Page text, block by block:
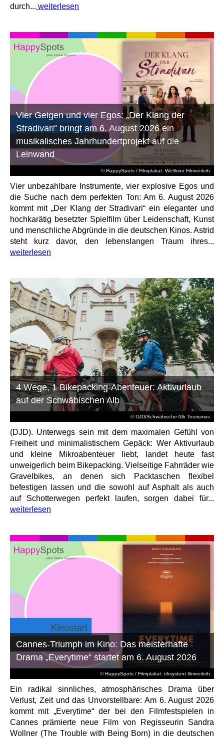
durch... weiterlesen
© HappySpots / Filmplakat: Weltkino Filmverleih
Vier Geigen und vier Egos: „Der Klang der
Stradivari“ bringt am 6. August 2026 ein
musikalisches Jahrhundertprojekt auf die
Leinwand
Vier unbezahlbare Instrumente, vier explosive Egos und
die Suche nach dem perfekten Ton: Am 6. August 2026
kommt mit „Der Klang der Stradivari“ ein eleganter und
hochkarätig besetzter Spielfilm über Leidenschaft, Kunst
und menschliche Abgründe in die deutschen Kinos. Astrid
steht kurz davor, den lebenslangen Traum ihres...
weiterlesen
© DJD/Schwäbische Alb Tourismus
4 Wege, 1 Bikepacking-Abenteuer: Aktivurlaub
auf der Schwäbischen Alb
(DJD). Unterwegs sein mit dem maximalen Gefühl von
Freiheit und minimalistischem Gepäck: Wer Aktivurlaub
und kleine Mikroabenteuer liebt, landet heute fast
unweigerlich beim Bikepacking. Vielseitige Fahrräder wie
Gravelbikes, an denen sich Packtaschen flexibel
befestigen lassen und die sowohl auf Asphalt als auch
auf Schotterwegen perfekt laufen, sorgen dabei für...
weiterlesen
© HappySpots / Filmplakat: eksystent filmverleih
Cannes-Triumph im Kino: Das meisterhafte
Drama „Everytime“ startet am 6. August 2026
Ein radikal sinnliches, atmosphärisches Drama über
Verlust, Zeit und das Unvorstellbare: Am 6. August 2026
kommt mit „Everytime“ der bei den Filmfestspielen in
Cannes prämierte neue Film von Regisseurin Sandra
Wollner (The Trouble with Being Born) in die deutschen